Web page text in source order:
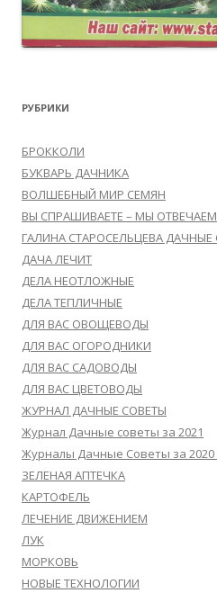
РУБРИКИ
БРОККОЛИ
БУКВАРЬ ДАЧНИКА
ВОЛШЕБНЫЙ МИР СЕМЯН
ВЫ СПРАШИВАЕТЕ – МЫ ОТВЕЧАЕМ
ГАЛИНА СТАРОСЕЛЬЦЕВА
ДАЧА ЛЕЧИТ
ДЕЛА НЕОТЛОЖНЫЕ
ДЕЛА ТЕПЛИЧНЫЕ
ДЛЯ ВАС ОВОЩЕВОДЫ
ДЛЯ ВАС ОГОРОДНИКИ
ДЛЯ ВАС САДОВОДЫ
ДЛЯ ВАС ЦВЕТОВОДЫ
ЖУРНАЛ ДАЧНЫЕ СОВЕТЫ
Журнал Дачные советы за 2021
Журналы Дачные Советы за 2020
ЗЕЛЕНАЯ АПТЕЧКА
КАРТОФЕЛЬ
ЛЕЧЕНИЕ ДВИЖЕНИЕМ
ЛУК
МОРКОВЬ
НОВЫЕ ТЕХНОЛОГИИ